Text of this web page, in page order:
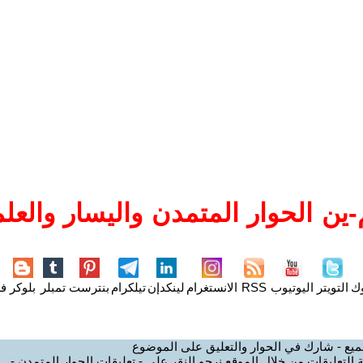
الحوار المتمدن واليسار
التويتر اليوتيوب RSS الانستغرام لينكدإنتيلكرام بنترست تمبلر بلوكر
- شارك في الحوار والتعليق على الموضوع